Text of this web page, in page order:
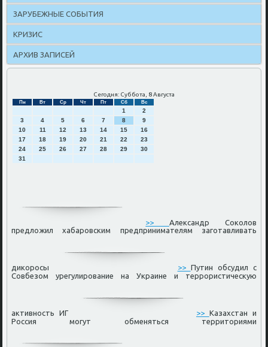
ЗАРУБЕЖНЫЕ СОБЫТИЯ
КРИЗИС
АРХИВ ЗАПИСЕЙ
Сегодня: Суббота, 8 Августа
Пн Вт Ср Чт Пт Сб Вс
1
2
3
4 5 6 7 8
9
10
11 12 13 14 15
16
17
18 19 20 21 22
23
24
25 26 27 28 29
30
31
>> Александр Соколов
предложил хабаровским предпринимателям заготавливать
дикоросы >> Путин обсудил с
Совбезом урегулирование на Украине и террористическую
активность ИГ >> Казахстан и
Россия могут обменяться территориями